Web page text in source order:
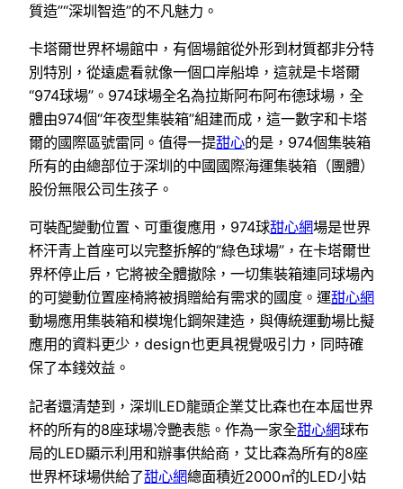
質造”“深圳智造”的不凡魅力。
卡塔爾世界杯場館中，有個場館從外形到材質都非分特
別特別，從遠處看就像一個口岸船埠，這就是卡塔爾
“974球場”。974球場全名為拉斯阿布阿布德球場，全
體由974個“年夜型集裝箱”組建而成，這一數字和卡塔
爾的國際區號雷同。值得一提甜心的是，974個集裝箱
所有的由總部位于深圳的中國國際海運集裝箱（團體）
股份無限公司生孩子。
可裝配變動位置、可重復應用，974球甜心網場是世界
杯汗青上首座可以完整拆解的“綠色球場”，在卡塔爾世
界杯停止后，它將被全體撤除，一切集裝箱連同球場內
的可變動位置座椅將被捐贈給有需求的國度。運甜心網
動場應用集裝箱和模塊化鋼架建造，與傳統運動場比擬
應用的資料更少，design也更具視覺吸引力，同時確
保了本錢效益。
記者還清楚到，深圳LED龍頭企業艾比森也在本屆世界
杯的所有的8座球場冷艷表態。作為一家全甜心網球布
局的LED顯示利用和辦事供給商，艾比森為所有的8座
世界杯球場供給了甜心網總面積近2000㎡的LED小姑